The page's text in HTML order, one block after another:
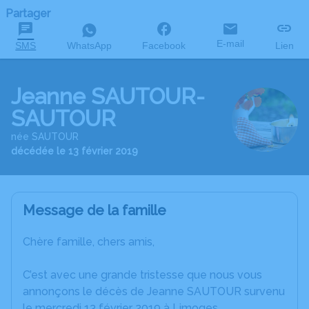
Partager
SMS WhatsApp Facebook E-mail Lien
Jeanne SAUTOUR-
SAUTOUR
née SAUTOUR
décédée le 13 février 2019
Message de la famille
Chère famille, chers amis,
C’est avec une grande tristesse que nous vous
annonçons le décès de Jeanne SAUTOUR survenu